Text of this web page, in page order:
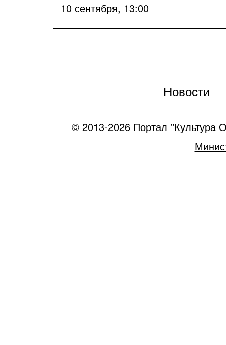
10 сентября, 13:00
Новости
© 2013-2026 Портал "Культура